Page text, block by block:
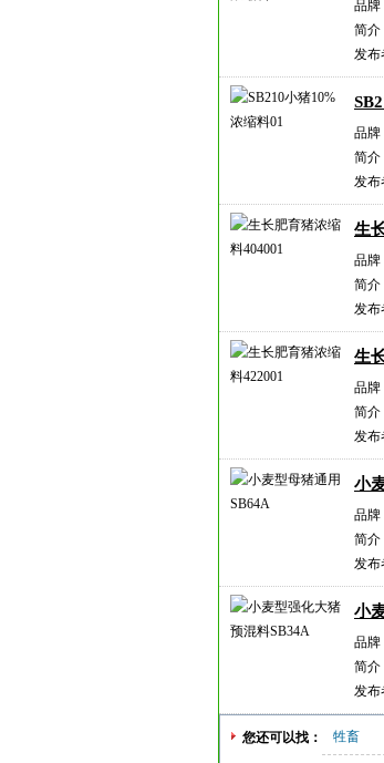
品牌
简介
发布
品牌
简介
发布
生
品牌
简介
发布
生
品牌
简介
发布
小
品牌
简介
发布
小
品牌
简介
发布
您还可以找： 牲畜